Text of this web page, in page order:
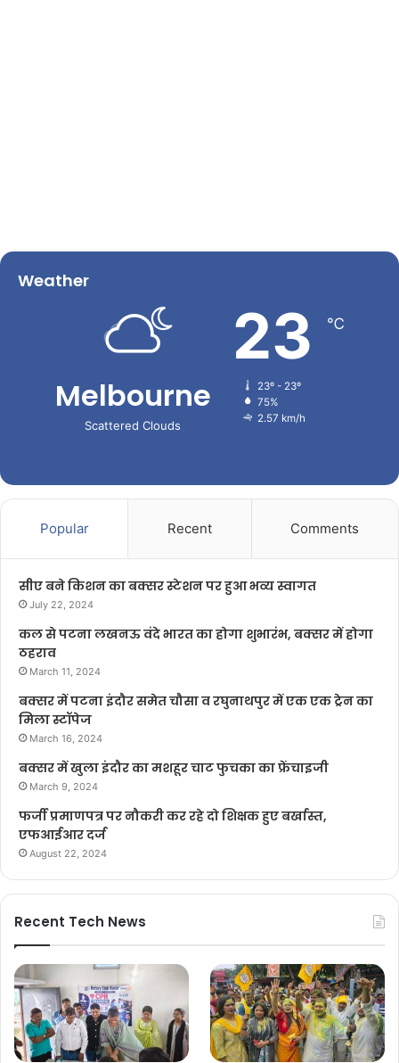
Weather
Melbourne
Scattered Clouds
23 ℃
23º - 23º
75%
2.57 km/h
Popular Recent Comments
सीए बने किशन का बक्सर स्टेशन पर हुआ भव्य स्वागत
July 22, 2024
कल से पटना लखनऊ वंदे भारत का होगा शुभारंभ, बक्सर में होगा
ठहराव
March 11, 2024
बक्सर में पटना इंदौर समेत चौसा व रघुनाथपुर में एक एक ट्रेन का
मिला स्टॉपेज
March 16, 2024
बक्सर में खुला इंदौर का मशहूर चाट फुचका का फ्रेंचाइजी
March 9, 2024
फर्जी प्रमाणपत्र पर नौकरी कर रहे दो शिक्षक हुए बर्खास्त,
एफआईआर दर्ज
August 22, 2024
Recent Tech News